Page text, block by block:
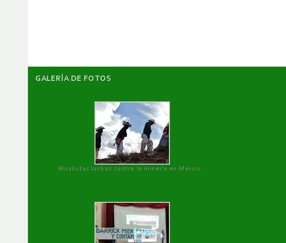
GALERÌA DE FOTOS
Wirakutas luchan contra la minería en México